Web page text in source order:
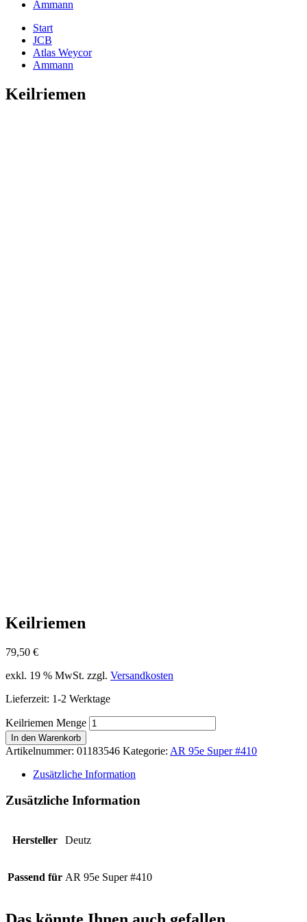
Ammann
Start
JCB
Atlas Weycor
Ammann
Keilriemen
Keilriemen
79,50 €
exkl. 19 % MwSt. zzgl. Versandkosten
Lieferzeit: 1-2 Werktage
Keilriemen Menge
In den Warenkorb
Artikelnummer: 01183546 Kategorie: AR 95e Super #410
Zusätzliche Information
Zusätzliche Information
Hersteller Deutz
Passend für AR 95e Super #410